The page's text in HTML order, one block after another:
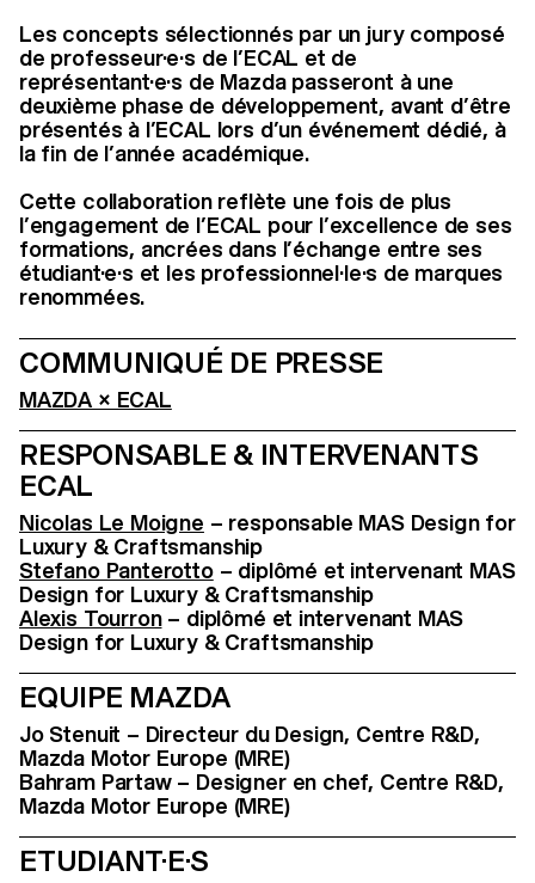
Les concepts sélectionnés par un jury composé
de professeur·e·s de l’ECAL et de
représentant·e·s de Mazda passeront à une
deuxième phase de développement, avant d’être
présentés à l’ECAL lors d’un événement dédié, à
la fin de l’année académique.
Cette collaboration reflète une fois de plus
l’engagement de l’ECAL pour l’excellence de ses
formations, ancrées dans l’échange entre ses
étudiant·e·s et les professionnel·le·s de marques
renommées.
COMMUNIQUÉ DE PRESSE
MAZDA × ECAL
RESPONSABLE & INTERVENANTS
ECAL
Nicolas Le Moigne – responsable MAS Design for
Luxury & Craftsmanship
Stefano Panterotto– diplômé et intervenant MAS
Design for Luxury & Craftsmanship
Alexis Tourron– diplômé et intervenant MAS
Design for Luxury & Craftsmanship
EQUIPE MAZDA
Jo Stenuit – Directeur du Design, Centre R&D,
Mazda Motor Europe (MRE)
Bahram Partaw – Designer en chef, Centre R&D,
Mazda Motor Europe (MRE)
ETUDIANT·E·S